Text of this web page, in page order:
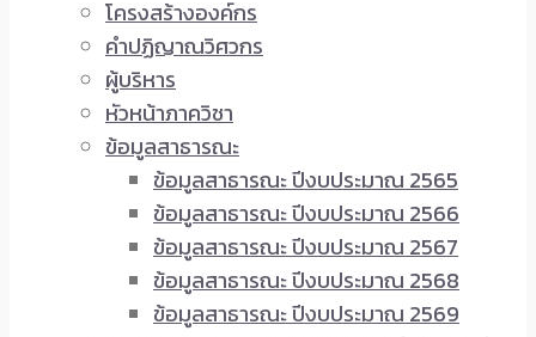
โครงสร้างองค์กร
คำปฏิญาณวิศวกร
ผู้บริหาร
หัวหน้าภาควิชา
ข้อมูลสาธารณะ
ข้อมูลสาธารณะ ปีงบประมาณ 2565
ข้อมูลสาธารณะ ปีงบประมาณ 2566
ข้อมูลสาธารณะ ปีงบประมาณ 2567
ข้อมูลสาธารณะ ปีงบประมาณ 2568
ข้อมูลสาธารณะ ปีงบประมาณ 2569